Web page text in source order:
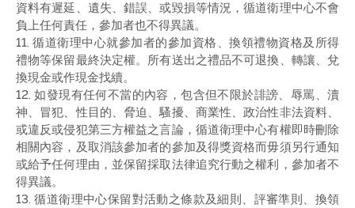
資料有遲延、遺失、錯誤、或毀損等情況，循道衛理中心不會
負上任何責任，參加者也不得異議。
11. 循道衛理中心就參加者的參加資格、換領禮物資格及所得
禮物等保留最終決定權。所有送出之禮品不可退換、轉讓、兌
換現金或作現金找續。
12. 如發現有任何不當的內容，包含但不限於誹謗、辱罵、瀆
神、冒犯、性目的、脅迫、騷擾、商業性、政治性非法資料、
或違反或侵犯第三方權益之言論，循道衛理中心有權即時刪除
相關內容，及取消該參加者的參加及得獎資格而毋須另行通知
或給予任何理由，並保留採取法律追究行動之權利，參加者不
得異議。
13. 循道衛理中心保留對活動之條款及細則、評審準則、換領